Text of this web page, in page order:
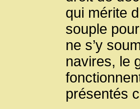
qui mérite
souple
ne s’y
navires, le
présentés